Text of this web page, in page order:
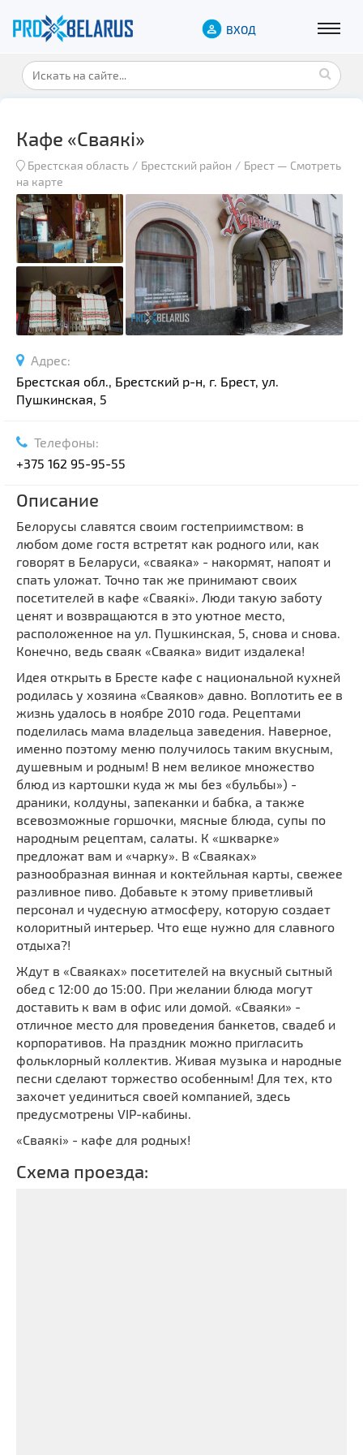
ВХОД
Кафе «Сваякi»
Брестская область Брестский район Брест — Смотреть
на карте
Адрес:
Брестская обл., Брестский р-н, г. Брест, ул.
Пушкинская, 5
Телефоны:
+375 162 95-95-55
Описание
Белорусы славятся своим гостеприимством: в
любом доме гостя встретят как родного или, как
говорят в Беларуси, «сваяка» - накормят, напоят и
спать уложат. Точно так же принимают своих
посетителей в кафе «Сваякi». Люди такую заботу
ценят и возвращаются в это уютное место,
расположенное на ул. Пушкинская, 5, снова и снова.
Конечно, ведь сваяк «Сваяка» видит издалека!
Идея открыть в Бресте кафе с национальной кухней
родилась у хозяина «Сваяков» давно. Воплотить ее в
жизнь удалось в ноябре 2010 года. Рецептами
поделилась мама владельца заведения. Наверное,
именно поэтому меню получилось таким вкусным,
душевным и родным! В нем великое множество
блюд из картошки куда ж мы без «бульбы») -
драники, колдуны, запеканки и бабка, а также
всевозможные горшочки, мясные блюда, супы по
народным рецептам, салаты. К «шкварке»
предложат вам и «чарку». В «Сваяках»
разнообразная винная и коктейльная карты, свежее
разливное пиво. Добавьте к этому приветливый
персонал и чудесную атмосферу, которую создает
колоритный интерьер. Что еще нужно для славного
отдыха?!
Ждут в «Сваяках» посетителей на вкусный сытный
обед с 12:00 до 15:00. При желании блюда могут
доставить к вам в офис или домой. «Сваяки» -
отличное место для проведения банкетов, свадеб и
корпоративов. На праздник можно пригласить
фольклорный коллектив. Живая музыка и народные
песни сделают торжество особенным! Для тех, кто
захочет уединиться своей компанией, здесь
предусмотрены VIP-кабины.
«Сваякi» - кафе для родных!
Схема проезда: